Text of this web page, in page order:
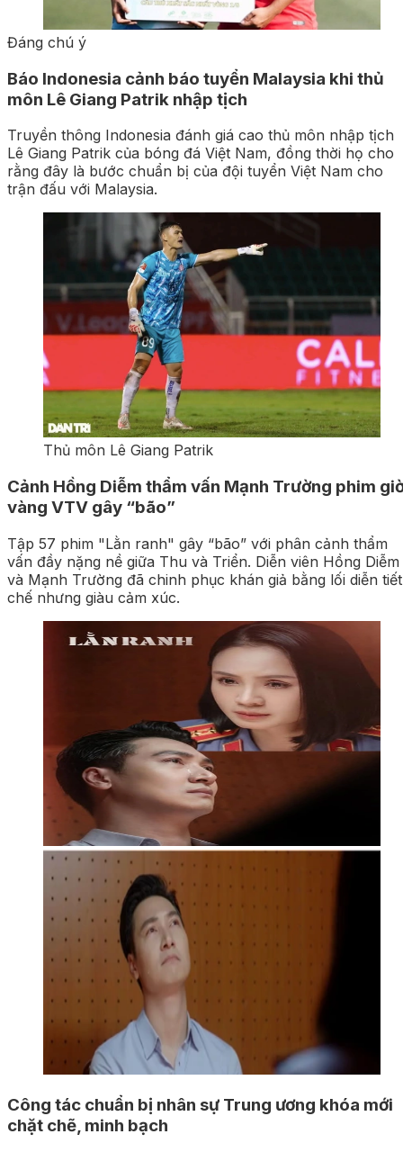
Đáng chú ý
Báo Indonesia cảnh báo tuyển Malaysia khi thủ
môn Lê Giang Patrik nhập tịch
Truyền thông Indonesia đánh giá cao thủ môn nhập tịch
Lê Giang Patrik của bóng đá Việt Nam, đồng thời họ cho
rằng đây là bước chuẩn bị của đội tuyển Việt Nam cho
trận đấu với Malaysia.
Thủ môn Lê Giang Patrik
Cảnh Hồng Diễm thẩm vấn Mạnh Trường phim giờ
vàng VTV gây “bão”
Tập 57 phim "Lằn ranh" gây “bão” với phân cảnh thẩm
vấn đầy nặng nề giữa Thu và Triển. Diễn viên Hồng Diễm
và Mạnh Trường đã chinh phục khán giả bằng lối diễn tiết
chế nhưng giàu cảm xúc.
Công tác chuẩn bị nhân sự Trung ương khóa mới
chặt chẽ, minh bạch